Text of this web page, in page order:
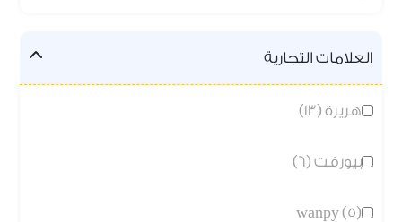
العلامات التجارية
هريرة (13)
بيورفت (6)
wanpy (5)